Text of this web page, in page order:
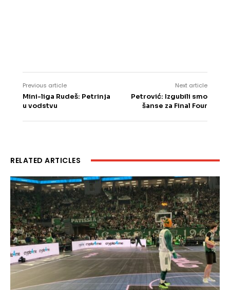
Previous article
Mini-liga Rudeš: Petrinja
u vodstvu
Next article
Petrović: Izgubili smo
šanse za Final Four
RELATED ARTICLES